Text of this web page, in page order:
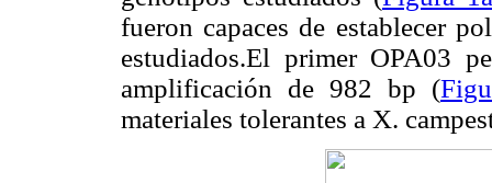
fueron capaces de establecer
estudiados.El primer OPA03
amplificación de 982 bp (
materiales tolerantes a X.